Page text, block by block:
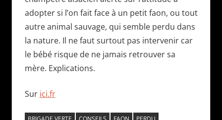
adopter si l’on fait face à un petit faon, ou tout
autre animal sauvage, qui semble perdu dans
la nature. Il ne faut surtout pas intervenir car
le bébé risque de ne jamais retrouver sa
mère. Explications.
Sur ici.fr